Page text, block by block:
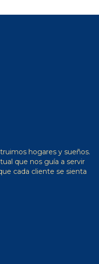
hogares y sueños.
que nos guía a servir
cada cliente se sienta